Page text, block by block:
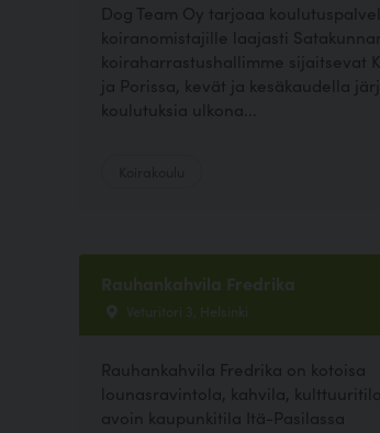
Dog Team Oy tarjoaa
koiranomistajille laajasti
koiraharrastushallimme sijaitsevat
ja Porissa, kevät ja kesäkaudella
koulutuksia ulkona...
Rauhankahvila Fredrika
Veturitori 3, Helsinki
Rauhankahvila Fredrika on kotoisa
lounasravintola, kahvila,
avoin kaupunkitila Itä-Pasilassa